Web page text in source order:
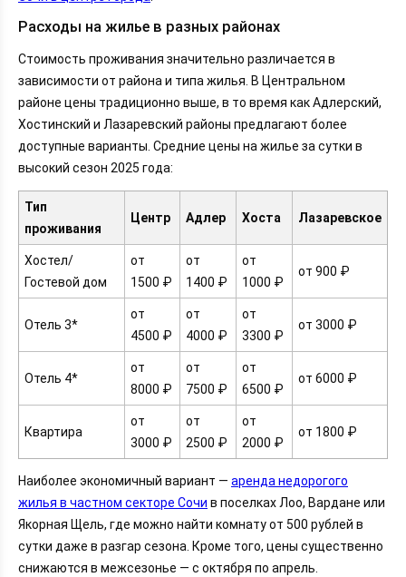
Расходы на жилье в разных районах
Стоимость проживания значительно различается в
зависимости от района и типа жилья. В Центральном
районе цены традиционно выше, в то время как Адлерский,
Хостинский и Лазаревский районы предлагают более
доступные варианты. Средние цены на жилье за сутки в
высокий сезон 2025 года:
Тип
проживания
Центр Адлер Хоста Лазаревское
Хостел/
Гостевой дом
от
1500 ₽
от
1400 ₽
от
1000 ₽
от 900 ₽
Отель 3*
от
4500 ₽
от
4000 ₽
от
3300 ₽
от 3000 ₽
Отель 4*
от
8000 ₽
от
7500 ₽
от
6500 ₽
от 6000 ₽
Квартира
от
3000 ₽
от
2500 ₽
от
2000 ₽
от 1800 ₽
Наиболее экономичный вариант — аренда недорогого
жилья в частном секторе Сочи в поселках Лоо, Вардане или
Якорная Щель, где можно найти комнату от 500 рублей в
сутки даже в разгар сезона. Кроме того, цены существенно
снижаются в межсезонье — с октября по апрель.